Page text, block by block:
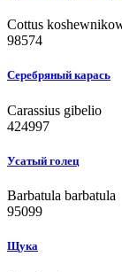
Cottus
98574
Серебряный карась
Carassius gibelio
424997
Усатый голец
Barbatula barbatula
95099
Щука